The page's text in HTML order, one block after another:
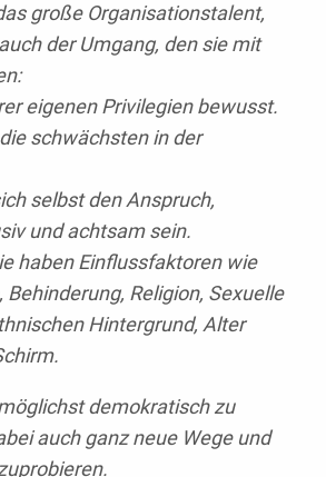
große Organisationstalent,
der Umgang, den sie mit
eigenen Privilegien bewusst.
schwächsten in der
selbst den Anspruch,
und achtsam sein.
haben Einflussfaktoren wie
Behinderung, Religion, Sexuelle
Hintergrund, Alter
demokratisch zu
auch ganz neue Wege und